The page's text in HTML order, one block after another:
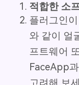
적합한 소
플러그인
와 같이 얼
프트웨어
FaceApp